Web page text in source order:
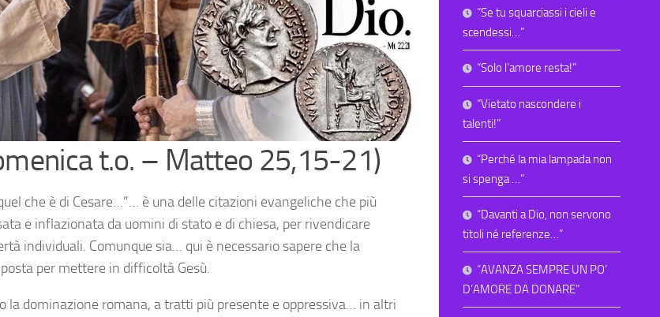
t.o. – Matteo 25,15-21)
che è di Cesare…”… è una delle citazioni evangeliche che più
e inflazionata da uomini di stato e di chiesa, per rivendicare
individuali. Comunque sia… qui è necessario sapere che la
per mettere in difficoltà Gesù.
la dominazione romana, a tratti più presente e oppressiva… in altri
“Se tu squarciassi i cieli e
scendessi…”
“Solo l’amore resta!”
“Vietato nascondere i
talenti!”
“Perché la mia lampada non
si spenga …”
“Davanti a Dio, non servono
titoli né referenze…”
“AVANZA SEMPRE UN PO’
D’AMORE DA DONARE”